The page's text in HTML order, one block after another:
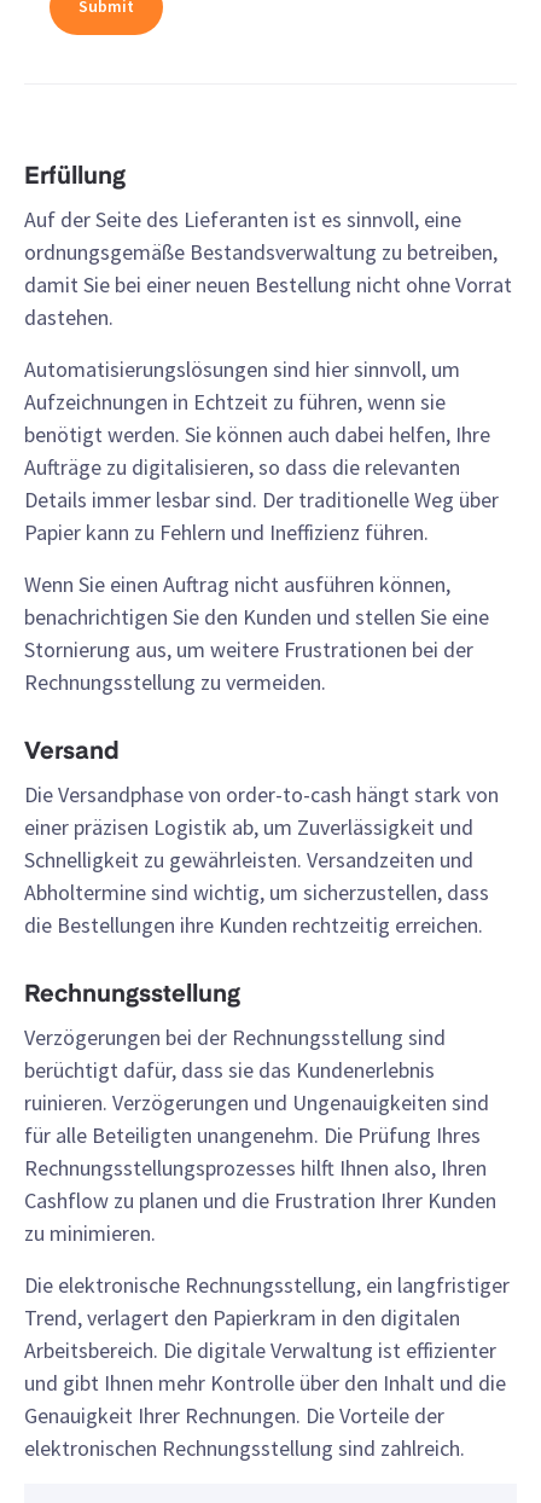
Erfüllung
Auf der Seite des Lieferanten ist es sinnvoll, eine
ordnungsgemäße Bestandsverwaltung zu betreiben,
damit Sie bei einer neuen Bestellung nicht ohne Vorrat
dastehen.
Automatisierungslösungen sind hier sinnvoll, um
Aufzeichnungen in Echtzeit zu führen, wenn sie
benötigt werden. Sie können auch dabei helfen, Ihre
Aufträge zu digitalisieren, so dass die relevanten
Details immer lesbar sind. Der traditionelle Weg über
Papier kann zu Fehlern und Ineffizienz führen.
Wenn Sie einen Auftrag nicht ausführen können,
benachrichtigen Sie den Kunden und stellen Sie eine
Stornierung aus, um weitere Frustrationen bei der
Rechnungsstellung zu vermeiden.
Versand
Die Versandphase von order-to-cash hängt stark von
einer präzisen Logistik ab, um Zuverlässigkeit und
Schnelligkeit zu gewährleisten. Versandzeiten und
Abholtermine sind wichtig, um sicherzustellen, dass
die Bestellungen ihre Kunden rechtzeitig erreichen.
Rechnungsstellung
Verzögerungen bei der Rechnungsstellung sind
berüchtigt dafür, dass sie das Kundenerlebnis
ruinieren. Verzögerungen und Ungenauigkeiten sind
für alle Beteiligten unangenehm. Die Prüfung Ihres
Rechnungsstellungsprozesses hilft Ihnen also, Ihren
Cashflow zu planen und die Frustration Ihrer Kunden
zu minimieren.
Die elektronische Rechnungsstellung, ein langfristiger
Trend, verlagert den Papierkram in den digitalen
Arbeitsbereich. Die digitale Verwaltung ist effizienter
und gibt Ihnen mehr Kontrolle über den Inhalt und die
Genauigkeit Ihrer Rechnungen. Die Vorteile der
elektronischen Rechnungsstellung sind zahlreich.